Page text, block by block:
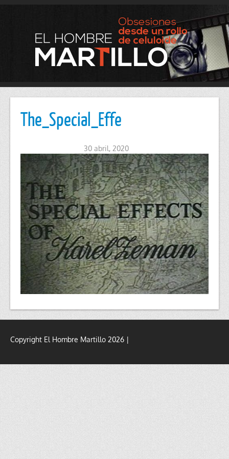
The_Special_Effe
30 abril, 2020
Copyright El Hombre Martillo 2026 |